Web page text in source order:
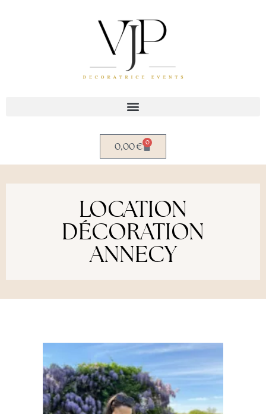
0,00€ 0
LOCATION
DÉCORATION
ANNECY